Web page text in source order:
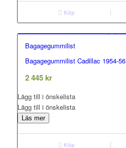
Köp
Bagagegummilist
Bagagegummilist Cadillac 1954-56
2 445 kr
Lägg till i önskelista
Lägg till i önskelista
Läs mer
Köp